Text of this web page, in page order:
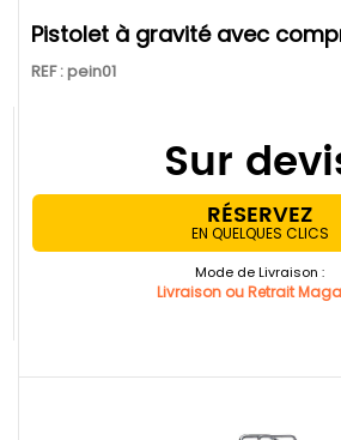
Pistolet à gravité avec
REF : pein01
Sur
RÉSERVEZ
EN QUELQUES CLICS
Mode de Livraison :
Livraison ou Retrait